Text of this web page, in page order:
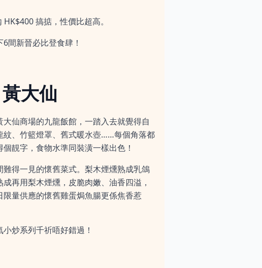
搞掂，性價比超高。
間新晉必比登食肆！
大仙
仙商場的九龍飯館，一踏入去就覺得自
紋、竹籃燈罩、舊式暖水壺……每個角落都
靚字，食物水準同裝潢一樣出色！
得一見的懷舊菜式。梨木煙燻熟成乳鴿
再用梨木煙燻，皮脆肉嫩、油香四溢，
量供應的懷舊雞蛋焗魚腸更係焦香惹
炒系列千祈唔好錯過！